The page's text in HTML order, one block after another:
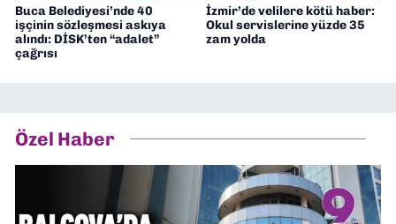
Buca Belediyesi’nde 40
işçinin sözleşmesi askıya
alındı: DİSK’ten “adalet”
çağrısı
İzmir’de velilere kötü haber:
Okul servislerine yüzde 35
zam yolda
Özel Haber